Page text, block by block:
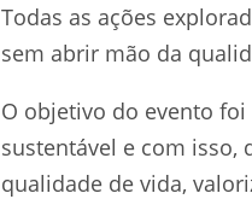
Todas as ações
sem abrir mão da
O objetivo do evento
sustentável e com
qualidade de vida,